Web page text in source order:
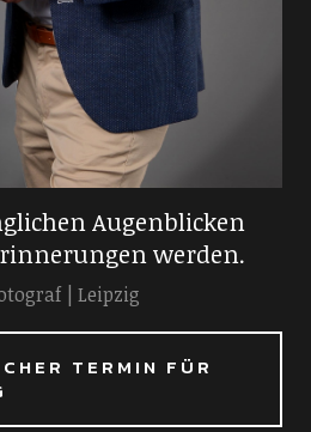
Augenblicken
werden.
| Leipzig
TERMIN FÜR